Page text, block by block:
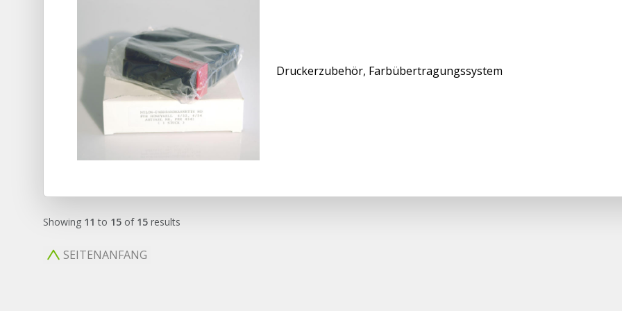
Druckerzubehör, Farbübertragungssystem
Showing 11 to 15 of 15 results
SEITENANFANG